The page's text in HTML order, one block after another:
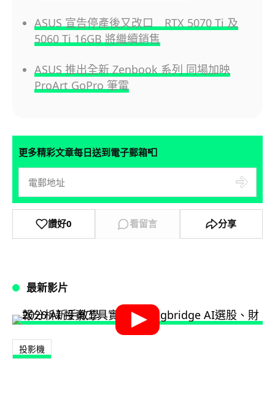
ASUS 宣告停產後又改口 RTX 5070 Ti 及
5060 Ti 16GB 將繼續銷售
ASUS 推出全新 Zenbook 系列 同場加映
ProArt GoPro 筆電
更多精彩文章每日送到電子郵箱📮
讚好0 看留言 分享
最新影片
投影機